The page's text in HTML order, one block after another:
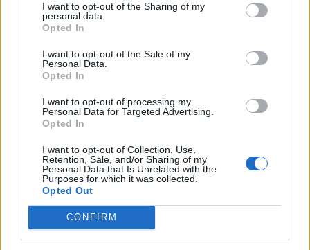
I want to opt-out of the Sharing of my
personal data.
Opted In
I want to opt-out of the Sale of my
Personal Data.
Opted In
I want to opt-out of processing my
Personal Data for Targeted Advertising.
Opted In
I want to opt-out of Collection, Use,
Retention, Sale, and/or Sharing of my
Personal Data that Is Unrelated with the
Purposes for which it was collected.
Opted Out
CONFIRM
FOTÓ: BODA L. GERGELY
A modern pedagógiai szakirodalom
alaptételeit tartalmazza a fentebbi
felsorolás – mondta érdeklődésünkre
Varga László, a csíkszeredai Márton Áron